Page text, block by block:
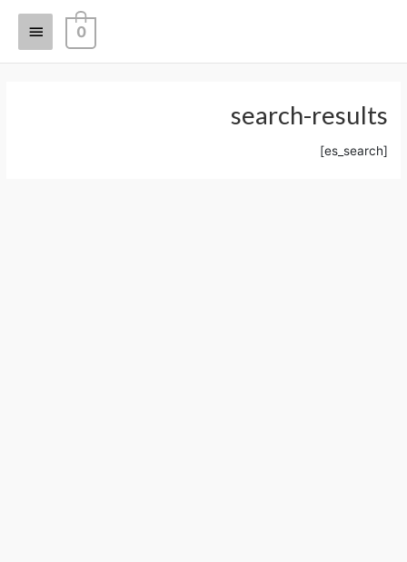
0
search-results
[es_search]